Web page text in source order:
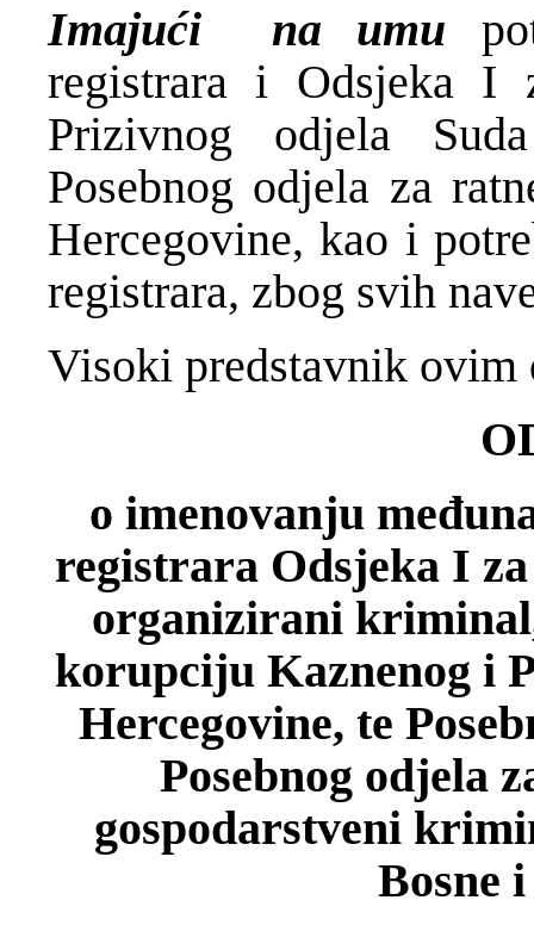
Imajući па ити
registrara i Odsjeka I
Prizivnog odjela
Posebnog odjela za
Hercegovine, kao i
registrara, zbog svih
Visoki predstavnik ovim
o imenovanju
registrara Odsjeka I
organizirani
korupciju Kaznenog i
Hercegovine, te
Posebnog odjela
gospodarstveni
Bosne